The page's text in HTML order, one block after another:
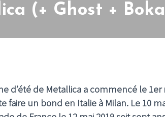
(+ Ghost +
d’été de Metallica a commencé le
faire un bond en Italie à Milan. Le 10